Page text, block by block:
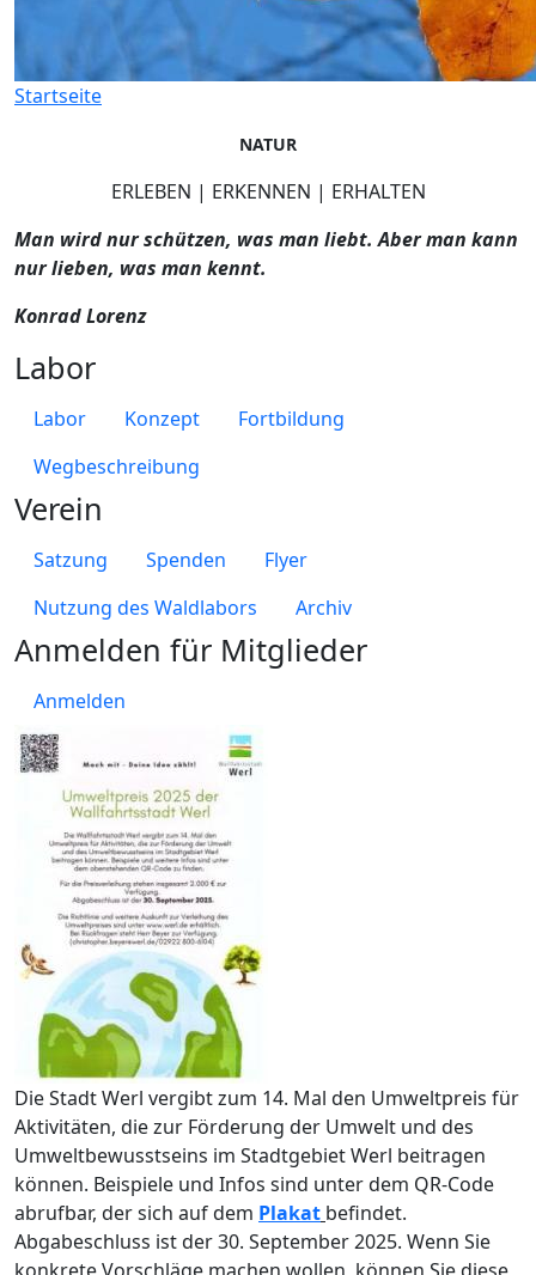
Startseite
Die Stadt Werl vergibt zum 14. Mal den Umweltpreis für
Aktivitäten, die zur Förderung der Umwelt und des
Umweltbewusstseins im Stadtgebiet Werl beitragen
können. Beispiele und Infos sind unter dem QR-Code
abrufbar, der sich auf dem Plakat befindet.
Abgabeschluss ist der 30. September 2025. Wenn Sie
NATUR
ERLEBEN | ERKENNEN | ERHALTEN
Man wird nur schützen, was man liebt. Aber man kann
nur lieben, was man kennt.
Konrad Lorenz
Labor
Labor Konzept
Fortbildung
Wegbeschreibung
Verein
Satzung Spenden
Flyer
Nutzung des Waldlabors
Archiv
Anmelden für Mitglieder
Anmelden